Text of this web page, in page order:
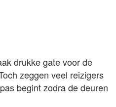
drukke gate voor de
zeggen veel reizigers
begint zodra de deuren